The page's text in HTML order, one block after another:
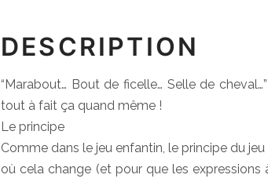
DESCRIPTION
“Marabout… Bout de ficelle… Selle de
tout à fait ça quand même !
Le principe
Comme dans le jeu enfantin, le principe du
où cela change (et pour que les expressions